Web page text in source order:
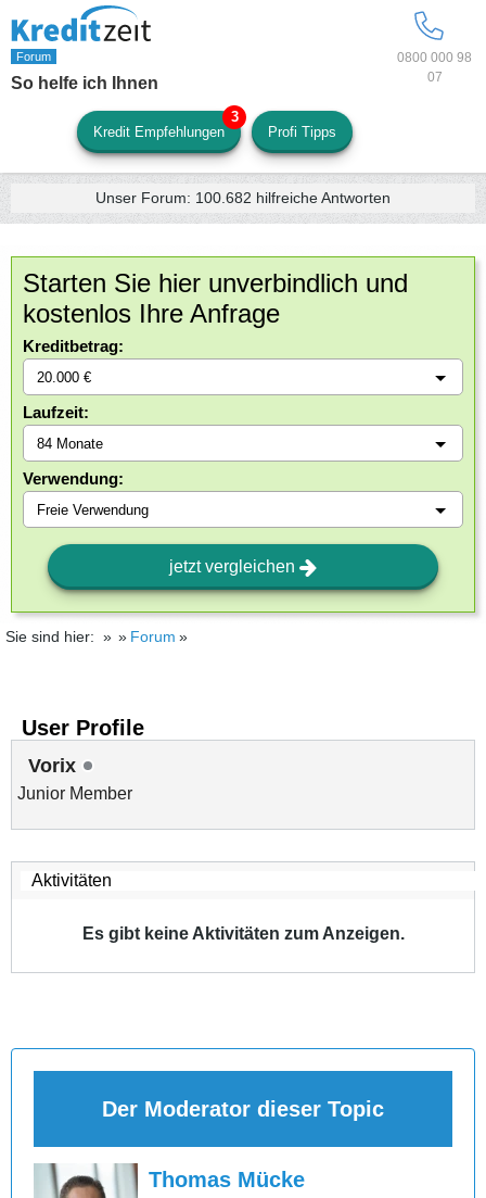
0800 000 98
07
So helfe ich Ihnen
Kredit Empfehlungen Profi Tipps
Unser Forum: 100.682 hilfreiche Antworten
Starten Sie hier unverbindlich und
kostenlos Ihre Anfrage
Kreditbetrag:
Laufzeit:
Verwendung:
jetzt vergleichen
Sie sind hier: Forum
User Profile
Vorix
Junior Member
Es gibt keine Aktivitäten zum Anzeigen.
Der Moderator dieser Topic
Thomas Mücke